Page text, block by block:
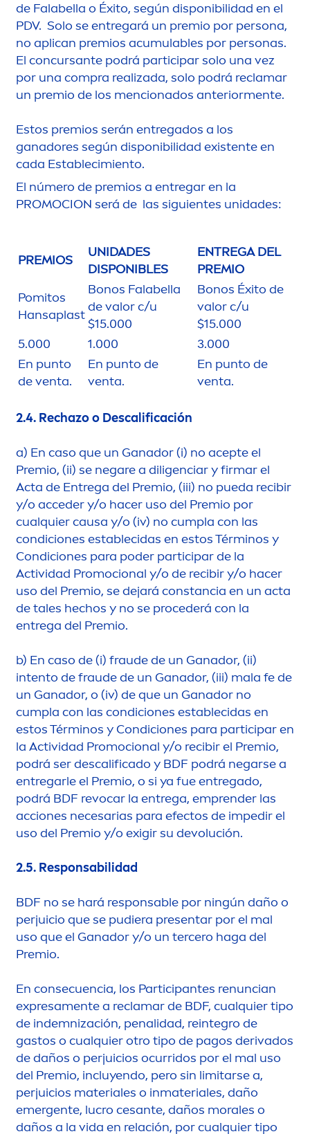
de Falabella o Éxito, según disponibilidad en el
PDV. Solo se entregará un premio por persona,
no aplican premios acumulables por personas.
El concursante podrá participar solo una vez
por una compra realizada, solo podrá reclamar
un premio de los mencionados anteriormente.
Estos premios serán entregados a los
ganadores según disponibilidad existente en
cada Establecimiento.
El número de premios a entregar en la
PROMOCION será de las siguientes unidades:
PREMIOS
UNIDADES
DISPONIBLES
ENTREGA DEL
PREMIO
Pomitos
Hansaplast
Bonos Falabella
de valor c/u
$15.000
Bonos Éxito de
valor c/u
$15.000
5.000
1.000
3.000
En punto
de venta.
En punto de
venta.
En punto de
venta.
2.4. Rechazo o Descalificación
a) En caso que un Ganador (i) no acepte el
Premio, (ii) se negare a diligenciar y firmar el
Acta de Entrega del Premio, (iii) no pueda recibir
y/o acceder y/o hacer uso del Premio por
cualquier causa y/o (iv) no cumpla con las
condiciones establecidas en estos Términos y
Condiciones para poder participar de la
Actividad Promocional y/o de recibir y/o hacer
uso del Premio, se dejará constancia en un acta
de tales hechos y no se procederá con la
entrega del Premio.
b) En caso de (i) fraude de un Ganador, (ii)
intento de fraude de un Ganador, (iii) mala fe de
un Ganador, o (iv) de que un Ganador no
cumpla con las condiciones establecidas en
estos Términos y Condiciones para participar en
la Actividad Promocional y/o recibir el Premio,
podrá ser descalificado y BDF podrá negarse a
entregarle el Premio, o si ya fue entregado,
podrá BDF revocar la entrega, emprender las
acciones necesarias para efectos de impedir el
uso del Premio y/o exigir su devolución.
2.5. Responsabilidad
BDF no se hará responsable por ningún daño o
perjuicio que se pudiera presentar por el mal
uso que el Ganador y/o un tercero haga del
Premio.
En consecuencia, los Participantes renuncian
expresamente a reclamar de BDF, cualquier tipo
de indemnización, penalidad, reintegro de
gastos o cualquier otro tipo de pagos derivados
de daños o perjuicios ocurridos por el mal uso
del Premio, incluyendo, pero sin limitarse a,
perjuicios materiales o inmateriales, daño
emergente, lucro cesante, daños morales o
daños a la vida en relación, por cualquier tipo